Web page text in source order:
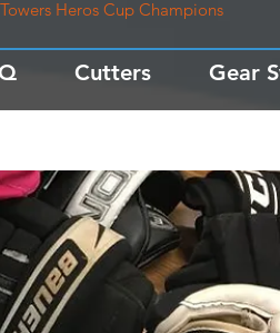
Heros Cup Champions
Cutters Gear